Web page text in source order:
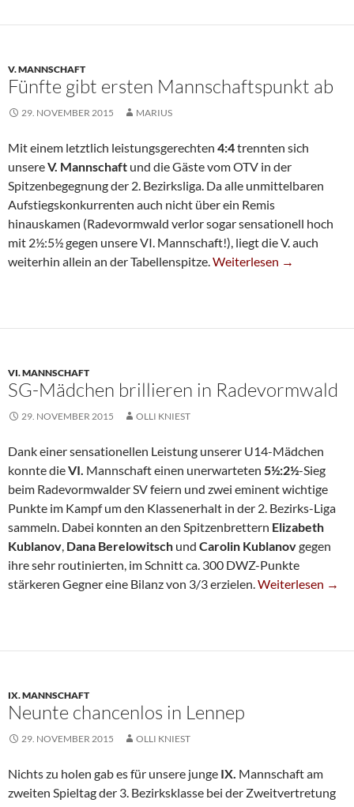
V. MANNSCHAFT
Fünfte gibt ersten Mannschaftspunkt ab
29. NOVEMBER 2015 MARIUS
Mit einem letztlich leistungsgerechten 4:4trennten sich
unsereV. Mannschaft und die Gäste vom OTV in der
Spitzenbegegnung der 2. Bezirksliga. Da alle unmittelbaren
Aufstiegskonkurrenten auch nicht über ein Remis
hinauskamen (Radevormwald verlor sogar sensationell hoch
mit 2½:5½ gegen unsere VI. Mannschaft!), liegt die V. auch
weiterhin allein an der Tabellenspitze.Fünfte Gibt Ersten
Weiterlesen →
VI. MANNSCHAFT
SG-Mädchen brillieren in Radevormwald
29. NOVEMBER 2015 OLLI KNIEST
Dank einer sensationellen Leistung unserer U14-Mädchen
konnte dieVI. Mannschaft einen unerwarteten 5½:2½-Sieg
beim Radevormwalder SV feiern und zwei eminent wichtige
Punkte im Kampf um den Klassenerhalt in der 2. Bezirks-Liga
sammeln. Dabei konnten an den Spitzenbrettern Elizabeth
Kublanov, Dana Berelowitsch und Carolin Kublanovgegen
ihre sehr routinierten, im Schnitt ca. 300 DWZ-Punkte
stärkeren Gegner eine Bilanz von 3/3 erzielen.SG-Mädchen
Weiterlesen →
IX. MANNSCHAFT
Neunte chancenlos in Lennep
29. NOVEMBER 2015 OLLI KNIEST
Nichts zu holen gab es für unsere junge IX. Mannschaft am
zweiten Spieltag der 3. Bezirksklasse bei der Zweitvertretung